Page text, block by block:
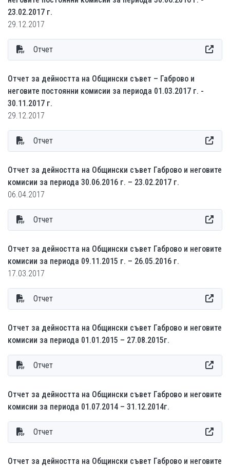
23.02.2017 г.
29.12.2017
Отчет
Отчет за дейността на Общински съвет – Габрово и
неговите постоянни комисии за периода 01.03.2017 г. -
30.11.2017 г.
29.12.2017
Отчет
Отчет за дейността на Общински съвет Габрово и неговите
комисии за периода 30.06.2016 г. – 23.02.2017 г.
06.04.2017
Отчет
Отчет за дейността на Общински съвет Габрово и неговите
комисии за периода 09.11.2015 г. – 26.05.2016 г.
17.03.2017
Отчет
Отчет за дейността на Общински съвет Габрово и неговите
комисии за периода 01.01.2015 – 27.08.2015г.
Отчет
Отчет за дейността на Общински съвет Габрово и неговите
комисии за периода 01.07.2014 – 31.12.2014г.
Отчет
Отчет за дейността на Общински съвет Габрово и неговите